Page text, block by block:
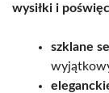
wysiłki i
szklane